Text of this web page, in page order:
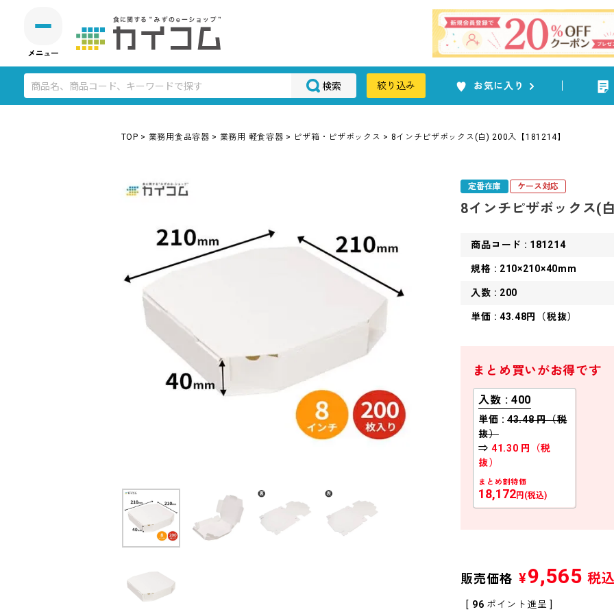
検索 絞り込み お気に入り
TOP 業務用食品容器 業務用 軽食容器 ピザ箱・ピザボックス 8インチピザボックス(白) 200入【181214】
定番在庫 ケース対応
8インチピザボックス(
商品コード : 181214
規格 : 210×210×40mm
入数 : 200
単価 : 43.48円（税抜）
まとめ買いがお得です
入数 : 400
単価 : 43.48 円（税
抜）
⇒ 41.30 円（税
抜）
まとめ割特価
18,172円(税込)
販売価格 ¥9,565 税
[ 96 ポイント進呈 ]